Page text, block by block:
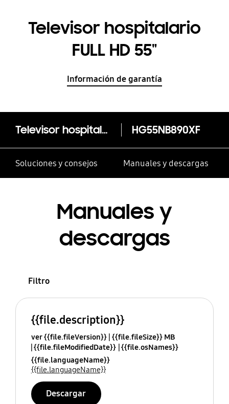
Televisor hospitalario
FULL HD 55"
Información de garantía
Televisor hospitalario FULL HD 55" HG55NB890XF
Soluciones y consejos Manuales y descargas
Manuales y
descargas
Filtro
{{file.description}}
ver {{file.fileVersion}} {{file.fileSize}} MB
{{file.fileModifiedDate}} {{file.osNames}}
{{file.languageName}}
{{file.languageName}}
Descargar